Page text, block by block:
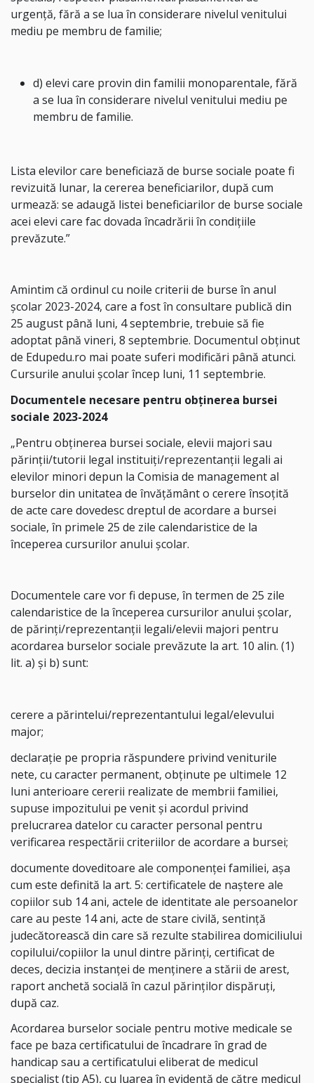
urgență, fără a se lua în considerare nivelul venitului
mediu pe membru de familie;
d) elevi care provin din familii monoparentale, fără
a se lua în considerare nivelul venitului mediu pe
membru de familie.
Lista elevilor care beneficiază de burse sociale poate fi
revizuită lunar, la cererea beneficiarilor, după cum
urmează: se adaugă listei beneficiarilor de burse sociale
acei elevi care fac dovada încadrării în condițiile
prevăzute.”
Amintim că ordinul cu noile criterii de burse în anul
școlar 2023-2024, care a fost în consultare publică din
25 august până luni, 4 septembrie, trebuie să fie
adoptat până vineri, 8 septembrie. Documentul obținut
de Edupedu.ro mai poate suferi modificări până atunci.
Cursurile anului școlar încep luni, 11 septembrie.
Documentele necesare pentru obținerea bursei
sociale 2023-2024
„Pentru obținerea bursei sociale, elevii majori sau
părinții/tutorii legal instituiți/reprezentanții legali ai
elevilor minori depun la Comisia de management al
burselor din unitatea de învățământ o cerere însoțită
de acte care dovedesc dreptul de acordare a bursei
sociale, în primele 25 de zile calendaristice de la
începerea cursurilor anului școlar.
Documentele care vor fi depuse, în termen de 25 zile
calendaristice de la începerea cursurilor anului școlar,
de părinți/reprezentanții legali/elevii majori pentru
acordarea burselor sociale prevăzute la art. 10 alin. (1)
lit. a) și b) sunt:
cerere a părintelui/reprezentantului legal/elevului
major;
declarație pe propria răspundere privind veniturile
nete, cu caracter permanent, obținute pe ultimele 12
luni anterioare cererii realizate de membrii familiei,
supuse impozitului pe venit și acordul privind
prelucrarea datelor cu caracter personal pentru
verificarea respectării criteriilor de acordare a bursei;
documente doveditoare ale componenței familiei, așa
cum este definită la art. 5: certificatele de naștere ale
copiilor sub 14 ani, actele de identitate ale persoanelor
care au peste 14 ani, acte de stare civilă, sentință
judecătorească din care să rezulte stabilirea domiciliului
copilului/copiilor la unul dintre părinți, certificat de
deces, decizia instanței de menținere a stării de arest,
raport anchetă socială în cazul părinților dispăruți,
după caz.
Acordarea burselor sociale pentru motive medicale se
face pe baza certificatului de încadrare în grad de
handicap sau a certificatului eliberat de medicul
specialist (tip A5), cu luarea în evidență de către medicul